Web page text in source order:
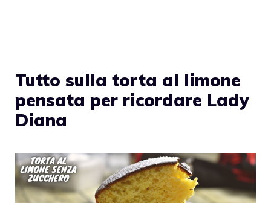
Tutto sulla torta al limone
pensata per ricordare Lady
Diana